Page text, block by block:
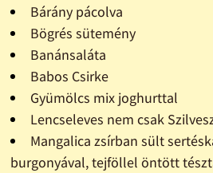
Bárány pácolva
Bögrés sütemény
Banánsaláta
Babos Csirke
Gyümölcs mix joghurttal
Lencseleves nem csak
Mangalica zsírban sült
burgonyával, tejföllel öntött